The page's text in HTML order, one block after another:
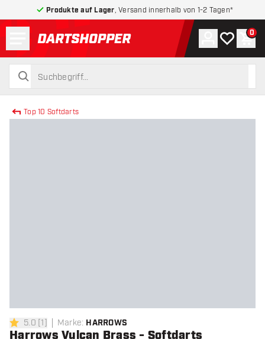
Produkte auf Lager , Versand innerhalb von 1-2 Tagen*
zurück zur Startseite
suchen
suchen
Konto
Meine 0
Top 10 Softdarts
5 Bewertungssterne
5.0 [1] Marke: HARROWS
Harrows Vulcan Brass - Softdarts